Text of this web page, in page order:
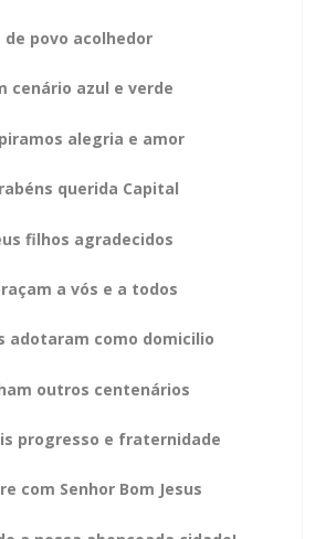
de povo acolhedor
cenário azul e verde
alegria e amor
querida Capital
filhos agradecidos
a vós e a todos
adotaram como domicilio
outros centenários
progresso e fraternidade
com Senhor Bom Jesus